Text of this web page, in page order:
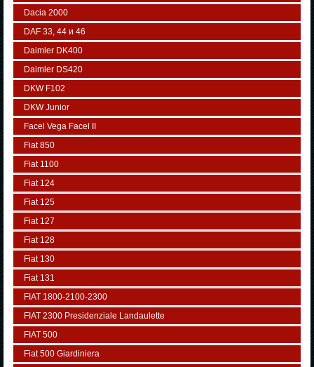
Dacia 2000
DAF 33, 44 и 46
Daimler DK400
Daimler DS420
DKW F102
DKW Junior
Facel Vega Facel II
Fiat 850
Fiat 1100
Fiat 124
Fiat 125
Fiat 127
Fiat 128
Fiat 130
Fiat 131
FIAT 1800-2100-2300
FIAT 2300 Presidenziale Landaulette
FIAT 500
Fiat 500 Giardiniera